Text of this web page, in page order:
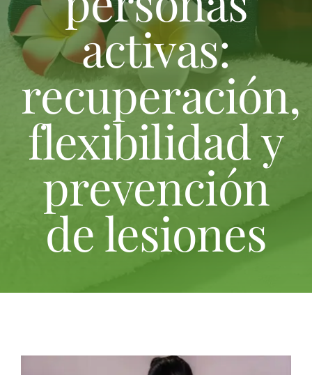
activas:
recuperación,
flexibilidad y
prevención
de lesiones